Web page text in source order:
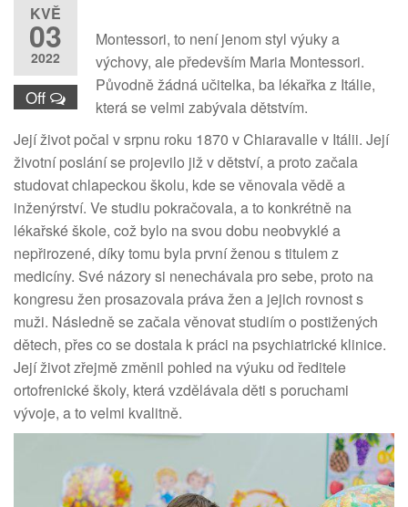
KVĚ
03
2022
Off
Montessori, to není jenom styl výuky a
výchovy, ale především Maria Montessori.
Původně žádná učitelka, ba lékařka z Itálie,
která se velmi zabývala dětstvím.
Její život počal v srpnu roku 1870 v Chiaravalle v Itálii. Její
životní poslání se projevilo již v dětství, a proto začala
studovat chlapeckou školu, kde se věnovala vědě a
inženýrství. Ve studiu pokračovala, a to konkrétně na
lékařské škole, což bylo na svou dobu neobvyklé a
nepřirozené, díky tomu byla první ženou s titulem z
medicíny. Své názory si nenechávala pro sebe, proto na
kongresu žen prosazovala práva žen a jejich rovnost s
muži. Následně se začala věnovat studiím o postižených
dětech, přes co se dostala k práci na psychiatrické klinice.
Její život zřejmě změnil pohled na výuku od ředitele
ortofrenické školy, která vzdělávala děti s poruchami
vývoje, a to velmi kvalitně.